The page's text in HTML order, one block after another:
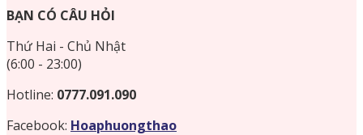
BẠN CÓ CÂU HỎI
Thứ Hai - Chủ Nhật
(6:00 - 23:00)
Hotline: 0777.091.090
Facebook: Hoaphuongthao